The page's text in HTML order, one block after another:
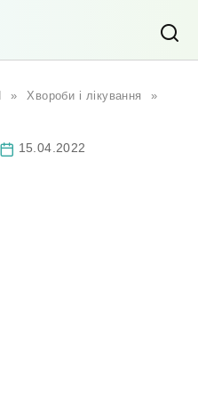
» Хвороби і лікування
»
15.04.2022